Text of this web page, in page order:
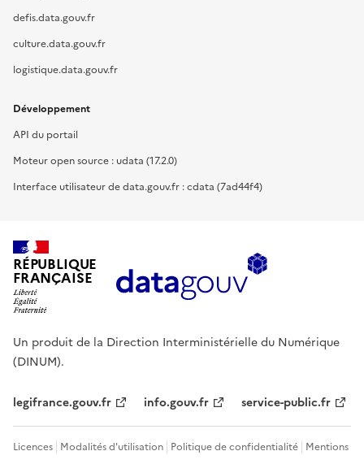
defis.data.gouv.fr
culture.data.gouv.fr
logistique.data.gouv.fr
Développement
API du portail
Moteur open source : udata (17.2.0)
Interface utilisateur de data.gouv.fr : cdata (7ad44f4)
RÉPUBLIQUE
FRANÇAISE
Un produit de la Direction Interministérielle du Numérique
(DINUM).
legifrance.gouv.fr info.gouv.fr service-public.fr
Licences Modalités d'utilisation Politique de confidentialité Mentions